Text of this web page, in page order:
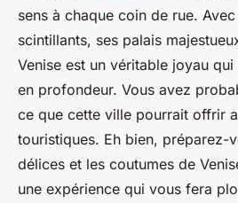
sens à chaque coin de rue.
scintillants, ses palais
Venise est un véritable joyau
en profondeur. Vous avez
ce que cette ville pourrait offrir
touristiques. Eh bien, préparez-
délices et les coutumes de
une expérience qui vous fera